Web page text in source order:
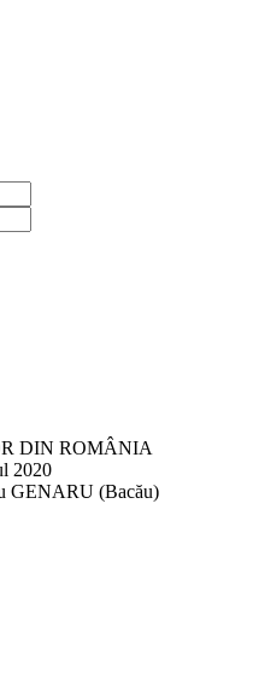
DIN ROMÂNIA
2020
GENARU (Bacău)